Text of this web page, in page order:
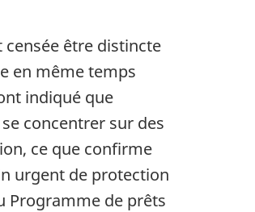
être distincte
en même temps
indiqué que
concentrer sur des
ce que confirme
urgent de protection
Programme de prêts